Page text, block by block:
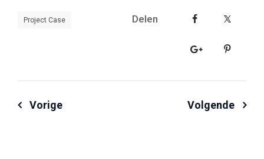
Project Case Delen
Bericht
Vorige Volgende